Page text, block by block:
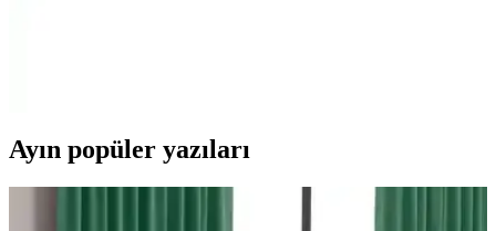
Ayın popüler yazıları